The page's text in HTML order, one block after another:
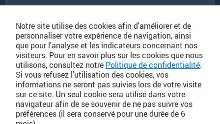
Catalogues
Conditions Générales de Vente
PLAN DU SITE DÉTAILLÉ
Notre site utilise des cookies afin d'améliorer et de
personnaliser votre expérience de navigation, ainsi
que pour l'analyse et les indicateurs concernant nos
visiteurs. Pour en savoir plus sur les cookies que nous
utilisons, consultez notre Politique de confidentialité.
Si vous refusez l'utilisation des cookies, vos
informations ne seront pas suivies lors de votre visite
sur ce site. Un seul cookie sera utilisé dans votre
navigateur afin de se souvenir de ne pas suivre vos
préférences (il sera conservé pour une durée de 6